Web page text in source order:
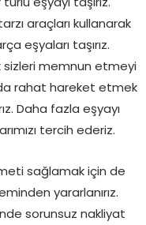
araçları kullanarak
eşyaları taşırız.
sizleri memnun etmeyi
rahat hareket etmek
Daha fazla eşyayı
tercih ederiz.
sağlamak için de
yararlanırız.
sorunsuz nakliyat